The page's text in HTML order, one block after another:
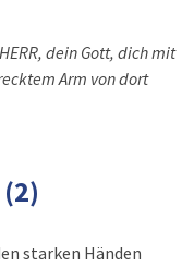
dein Gott, dich mit
Arm von dort
starken Händen